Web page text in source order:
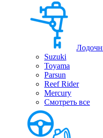
Suzuki
Toyama
Parsun
Reef Rider
Mercury
Смотреть все